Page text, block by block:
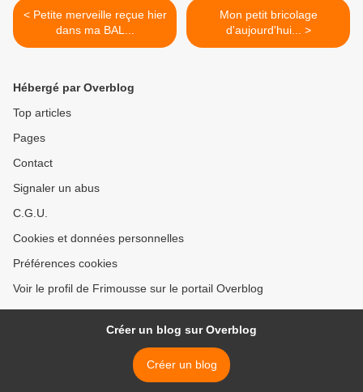
< Petite merveille reçue hier
dans ma BAL...
Mon petit bricolage
d'aujourd'hui... >
Hébergé par Overblog
Top articles
Pages
Contact
Signaler un abus
C.G.U.
Cookies et données personnelles
Préférences cookies
Voir le profil de Frimousse sur le portail Overblog
Créer un blog sur Overblog
Créer un blog